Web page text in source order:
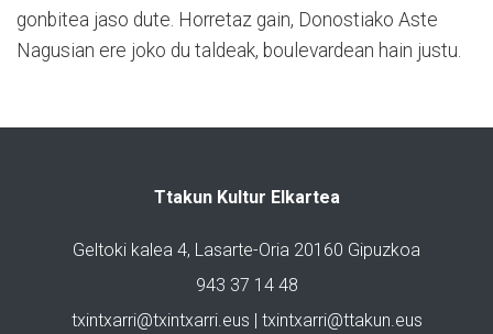
gonbitea jaso dute. Horretaz gain, Donostiako Aste
Nagusian ere joko du taldeak, boulevardean hain justu.
Ttakun Kultur Elkartea
Geltoki kalea 4, Lasarte-Oria 20160 Gipuzkoa
943 37 14 48
txintxarri@txintxarri.eus | txintxarri@ttakun.eus